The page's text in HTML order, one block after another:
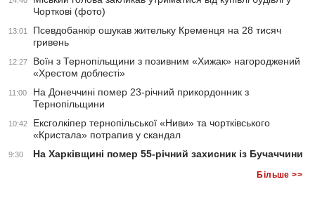
Чорткові (фото)
13:01
Псевдобанкір ошукав жительку Кременця на 28 тисяч
гривень
12:27
Воїн з Тернопільщини з позивним «Хижак» нагороджений
«Хрестом доблесті»
11:00
На Донеччині помер 23-річний прикордонник з
Тернопільщини
10:42
Ексголкіпер тернопільської «Ниви» та чортківського
«Кристала» потрапив у скандал
9:30 На Харківщині помер 55-річний захисник із Бучаччини
Більше >>